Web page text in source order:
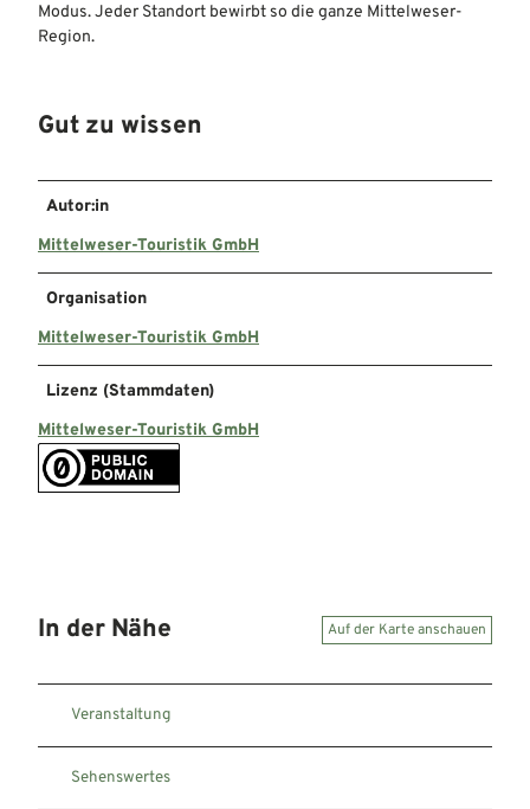
Modus. Jeder Standort bewirbt so die ganze Mittelweser-
Region.
Gut zu wissen
Autor:in
Mittelweser-Touristik GmbH
Organisation
Mittelweser-Touristik GmbH
Lizenz (Stammdaten)
Mittelweser-Touristik GmbH
In der Nähe Auf der Karte anschauen
Veranstaltung
Sehenswertes